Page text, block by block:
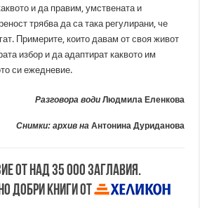
и да правим, умствената и
трябва да са така регулирани, че
Примерите, които давам от своя живот
избор и да адаптират каквото им
си ежедневие.
Разговора водиЛюдмила Еленкова
Снимки: архив наАнтонина Дуриданова
от над 35 000 заглавия.
добри книги от